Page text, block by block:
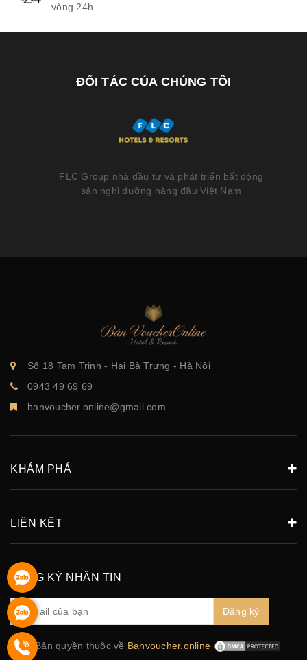
vòng 24h
ĐỐI TÁC CỦA CHÚNG TÔI
FLC Group nhà đầu tư và phát triển bất động
sản nghỉ dưỡng hàng đầu Việt Nam
Số 18 Tam Trinh - Hai Bà Trưng - Hà Nội
0943 49 69 69
banvoucher.online@gmail.com
KHÁM PHÁ
LIÊN KẾT
ĐĂNG KÝ NHẬN TIN
Đăng ký
© Bản quyền thuộc về Banvoucher.online